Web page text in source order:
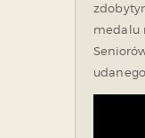
medalu